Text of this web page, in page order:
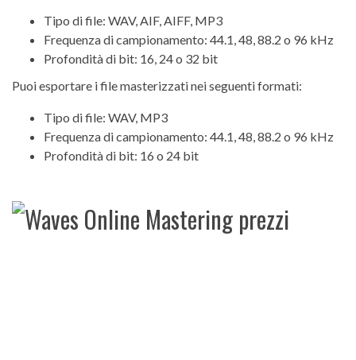
Tipo di file: WAV, AIF, AIFF, MP3
Frequenza di campionamento: 44.1, 48, 88.2 o 96 kHz
Profondità di bit: 16, 24 o 32 bit
Puoi esportare i file masterizzati nei seguenti formati:
Tipo di file: WAV, MP3
Frequenza di campionamento: 44.1, 48, 88.2 o 96 kHz
Profondità di bit: 16 o 24 bit